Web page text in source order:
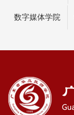
数字媒体学院